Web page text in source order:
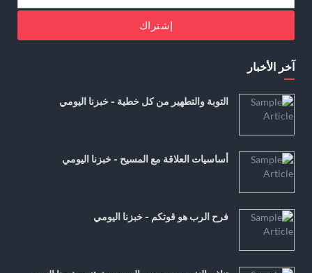
إشتراك
آخر الأخبار
التوبة والتطهير من كل خطية - خبزنا اليومي
أساسيات العلاقة مع المسيح - خبزنا اليومي
فرح الرب هو قوتكم - خبزنا اليومي